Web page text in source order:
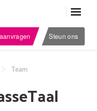
Steun ons
Team